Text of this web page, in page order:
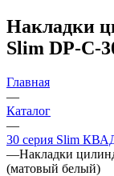
Накладки
Slim DP-C-
Главная
—
Каталог
—
30 серия Slim
—Накладки
(матовый белый)